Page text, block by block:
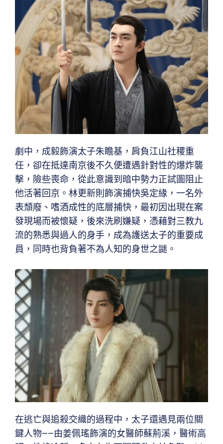
劇中，成毅飾演太子朱瞻基，肩負江山社稷重
任，卻在抵達南京後不久便遭遇針對性的爆炸襲
擊，險些喪命，從此意識到暗中勢力正試圖阻止
他活著回京。林更新則飾演捕快吳定緣，一名外
表頹廢、嗜酒成性的底層捕快，最初因出現在案
發現場而被懷疑，後來洗刷嫌疑，憑藉對三教九
流的熟悉與過人的身手，成為護送太子的重要成
員，同時也背負著不為人知的身世之謎。
在逃亡與追殺交織的過程中，太子還遇見兩位關
鍵人物——由姜佩瑤飾演的女醫師蘇荊溪，醫術高